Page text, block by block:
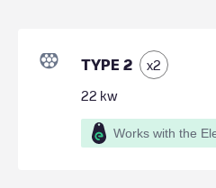
TYPE 2 x2
22 kw
Works with the